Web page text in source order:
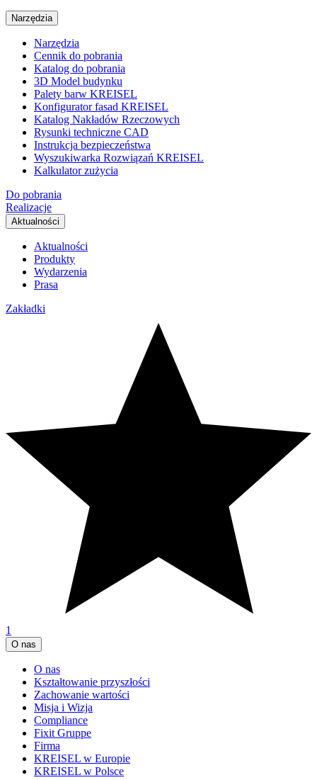
Narzędzia
Narzędzia
Cennik do pobrania
Katalog do pobrania
3D Model budynku
Palety barw KREISEL
Konfigurator fasad KREISEL
Katalog Nakładów Rzeczowych
Rysunki techniczne CAD
Instrukcja bezpieczeństwa
Wyszukiwarka Rozwiązań KREISEL
Kalkulator zużycia
Do pobrania
Realizacje
Aktualności
Aktualności
Produkty
Wydarzenia
Prasa
Zakładki
1
O nas
O nas
Kształtowanie przyszłości
Zachowanie wartości
Misja i Wizja
Compliance
Fixit Gruppe
Firma
KREISEL w Europie
KREISEL w Polsce